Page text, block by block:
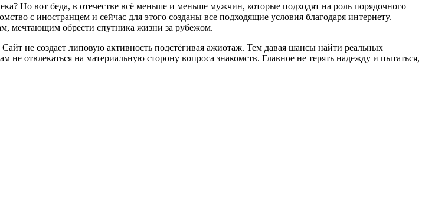
Но вот беда, в отечестве всё меньше и меньше мужчин, которые подходят на роль порядочного
с иностранцем и сейчас для этого созданы все подходящие условия благодаря интернету.
мечтающим обрести спутника жизни за рубежом.
не создает липовую активность подстёгивая ажиотаж. Тем давая шансы найти реальных
не отвлекаться на материальную сторону вопроса знакомств. Главное не терять надежду и пытаться,